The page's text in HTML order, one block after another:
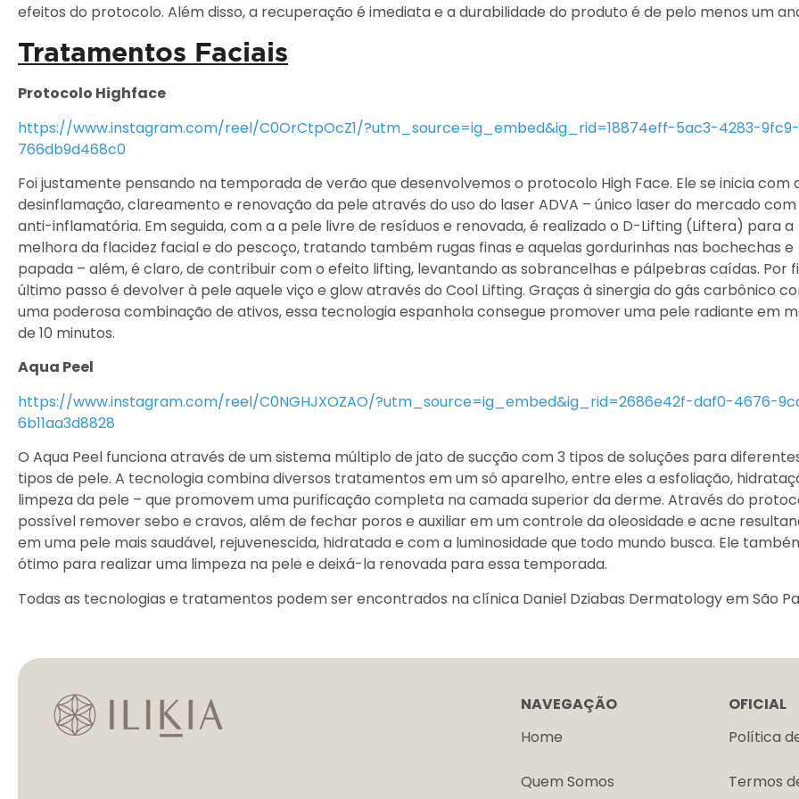
efeitos do protocolo. Além disso, a recuperação é imediata e a durabilidade do produto é de pelo menos um
Tratamentos Faciais
Protocolo Highface
https://www.instagram.com/reel/C0OrCtpOcZ1/?utm_source=ig_embed&ig_rid=18874eff-5ac3-4283-9fc9-
766db9d468c0
Foi justamente pensando na temporada de verão que desenvolvemos o protocolo High Face. Ele se inicia com
desinflamação, clareamento e renovação da pele através do uso do laser ADVA – único laser do mercado
anti-inflamatória. Em seguida, com a a pele livre de resíduos e renovada, é realizado o D-Lifting (Liftera) para a
melhora da flacidez facial e do pescoço, tratando também rugas finas e aquelas gordurinhas nas bochechas e
papada – além, é claro, de contribuir com o efeito lifting, levantando as sobrancelhas e pálpebras caídas. Por
último passo é devolver à pele aquele viço e glow através do Cool Lifting. Graças à sinergia do gás carbônico
uma poderosa combinação de ativos, essa tecnologia espanhola consegue promover uma pele radiante em
de 10 minutos.
Aqua Peel
https://www.instagram.com/reel/C0NGHJXOZAO/?utm_source=ig_embed&ig_rid=2686e42f-daf0-4676-
6b11aa3d8828
O Aqua Peel funciona através de um sistema múltiplo de jato de sucção com 3 tipos de soluções para
tipos de pele. A tecnologia combina diversos tratamentos em um só aparelho, entre eles a esfoliação,
limpeza da pele – que promovem uma purificação completa na camada superior da derme. Através do
possível remover sebo e cravos, além de fechar poros e auxiliar em um controle da oleosidade e acne
em uma pele mais saudável, rejuvenescida, hidratada e com a luminosidade que todo mundo busca. Ele
ótimo para realizar uma limpeza na pele e deixá-la renovada para essa temporada.
Todas as tecnologias e tratamentos podem ser encontrados na clínica Daniel Dziabas Dermatology em São
NAVEGAÇÃO
Home
Quem Somos
OFICIAL
Política
Termos